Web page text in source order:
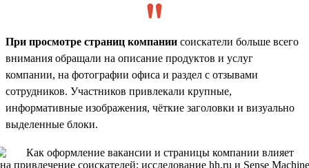
При просмотре страниц компании соискатели больше всего
внимания обращали на описание продуктов и услуг
компании, на фотографии офиса и раздел с отзывами
сотрудников. Участников привлекали крупные,
информативные изображения, чёткие заголовки и визуально
выделенные блоки.